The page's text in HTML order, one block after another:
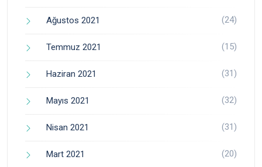
Ağustos 2021 (24)
Temmuz 2021 (15)
Haziran 2021 (31)
Mayıs 2021 (32)
Nisan 2021 (31)
Mart 2021 (20)